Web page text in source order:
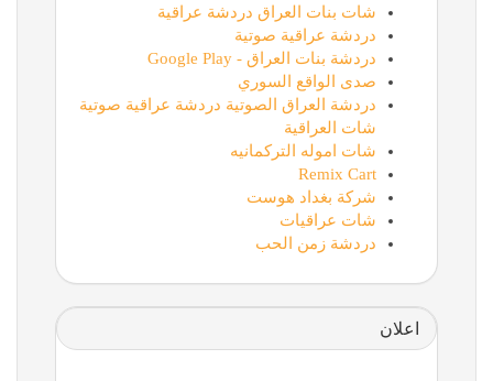
شات بنات العراق دردشة عراقية
دردشة عراقية صوتية
دردشة بنات العراق - Google Play
صدى الواقع السوري
دردشة العراق الصوتية دردشة عراقية صوتية
شات العراقية
شات اموله التركمانيه
Remix Cart
شركة بغداد هوست
شات عراقيات
دردشة زمن الحب
اعلان